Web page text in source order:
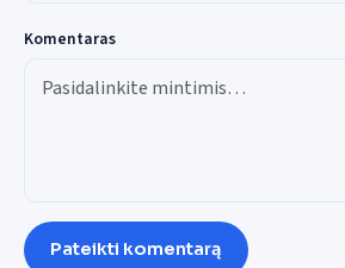
Komentaras
Pateikti komentarą